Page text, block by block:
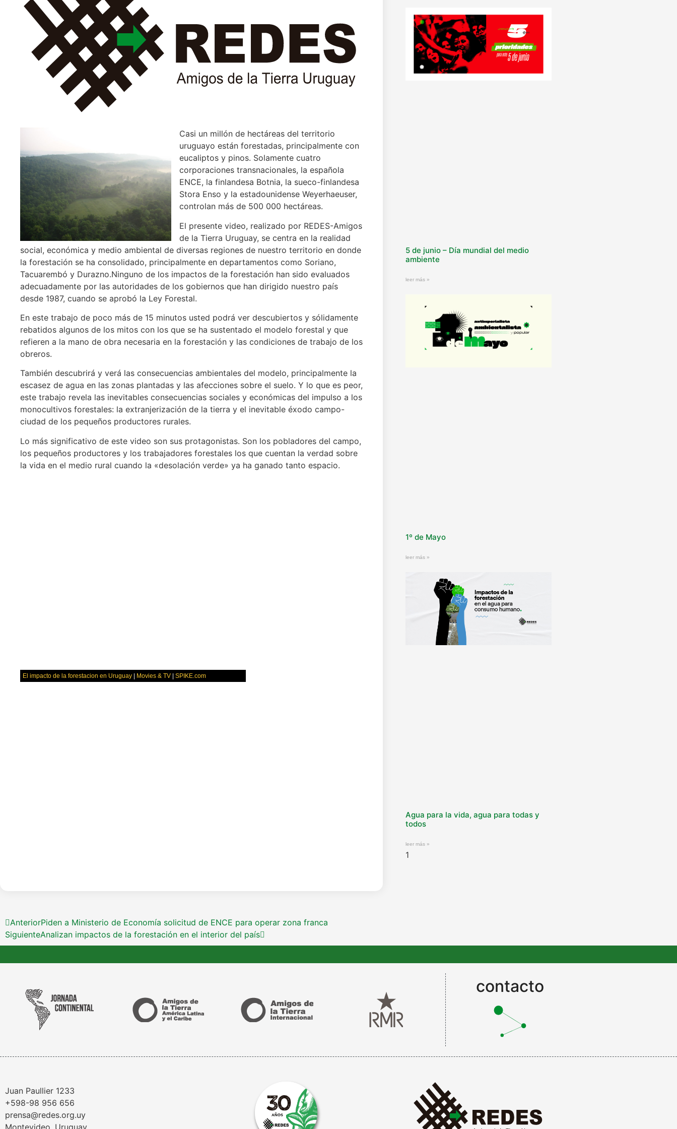
Casi un millón de hectáreas del territorio
uruguayo están forestadas, principalmente con
eucaliptos y pinos. Solamente cuatro
corporaciones transnacionales, la española
ENCE, la finlandesa Botnia, la sueco-finlandesa
Stora Enso y la estadounidense Weyerhaeuser,
controlan más de 500 000 hectáreas.
El presente video, realizado por REDES-Amigos
de la Tierra Uruguay, se centra en la realidad
social, económica y medio ambiental de diversas regiones de nuestro territorio en donde
la forestación se ha consolidado, principalmente en departamentos como Soriano,
Tacuarembó y Durazno.Ninguno de los impactos de la forestación han sido evaluados
adecuadamente por las autoridades de los gobiernos que han dirigido nuestro país
desde 1987, cuando se aprobó la Ley Forestal.
En este trabajo de poco más de 15 minutos usted podrá ver descubiertos y sólidamente
rebatidos algunos de los mitos con los que se ha sustentado el modelo forestal y que
refieren a la mano de obra necesaria en la forestación y las condiciones de trabajo de los
obreros.
También descubrirá y verá las consecuencias ambientales del modelo, principalmente la
escasez de agua en las zonas plantadas y las afecciones sobre el suelo. Y lo que es peor,
este trabajo revela las inevitables consecuencias sociales y económicas del impulso a los
monocultivos forestales: la extranjerización de la tierra y el inevitable éxodo campo-
ciudad de los pequeños productores rurales.
Lo más significativo de este video son sus protagonistas. Son los pobladores del campo,
los pequeños productores y los trabajadores forestales los que cuentan la verdad sobre
la vida en el medio rural cuando la «desolación verde» ya ha ganado tanto espacio.
El impacto de la forestacion en Uruguay | Movies & TV | SPIKE.com
5 de junio – Día mundial del medio
ambiente
leer más »
1º de Mayo
leer más »
Agua para la vida, agua para todas y
todos
leer más »
AnteriorPiden a Ministerio de Economía solicitud de ENCE para operar zona franca
SiguienteAnalizan impactos de la forestación en el interior del país
contacto
Juan Paullier 1233
+598-98 956 656
prensa@redes.org.uy